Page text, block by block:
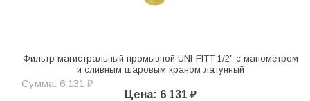
Фильтр магистральный промывной UNI-FITT 1/2" с манометром
и сливным шаровым краном латунный
Сумма: 6 131 ₽
Цена: 6 131 ₽